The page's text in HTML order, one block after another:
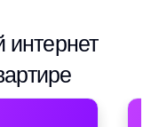
интернет